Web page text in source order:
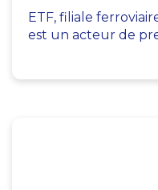
ETF, filiale
est un acteur de